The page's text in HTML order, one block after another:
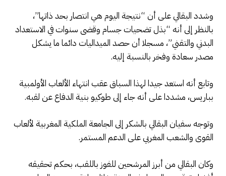
وشدد البقالي على أن “نتيجة اليوم هي انتصار بحد ذاتها”،
بالنظر إلى أنه “بذل تضحيات جسام وقضى سنوات في الاستعداد
البدني والتقني”، مسجلا أن حصد الميداليات دائما ما يشكل
مصدر سعادة وفخر بالنسبة إليه.
وتابع أنه استعد جيدا لهذا السباق عقب انتهاء الألعاب الأولمبية
بباريس، مشددا على أنه جاء إلى طوكيو بنية الدفاع عن لقبه.
وتوجه سفيان البقالي بالشكر إلى الجامعة الملكية المغربية لألعاب
القوى والشعب المغربي على الدعم المستمر.
وكان البقالي من أبرز المرشحين للفوز باللقب، بحكم تحقيقه